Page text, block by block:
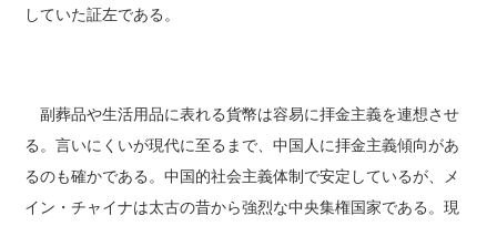
していた証左である。
副葬品や生活用品に表れる貨幣は容易に拝金主義を連想させ
る。言いにくいが現代に至るまで、中国人に拝金主義傾向があ
るのも確かである。中国的社会主義体制で安定しているが、メ
イン・チャイナは太古の昔から強烈な中央集権国家である。現